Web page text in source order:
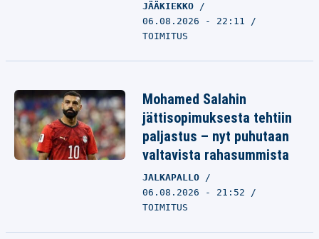
JÄÄKIEKKO
06.08.2026 - 22:11
TOIMITUS
Mohamed Salahin
jättisopimuksesta tehtiin
paljastus – nyt puhutaan
valtavista rahasummista
JALKAPALLO
06.08.2026 - 21:52
TOIMITUS